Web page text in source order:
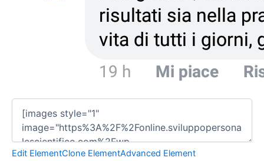
Edit ElementClone ElementAdvanced Element